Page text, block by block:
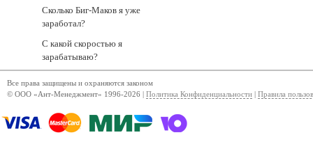
Сколько Биг-Маков я уже
заработал?
С какой скоростью я
зарабатываю?
Все права защищены и охраняются законом
© ООО «Ант-Менеджмент» 1996-2026 | Политика Конфиденциальности Правила